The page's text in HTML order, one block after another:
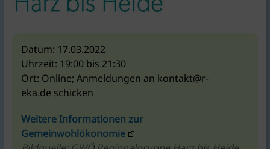
Umwelt,
Mobilität,
Ernährung,
Konsum.
Datum: 17.03.2022
Uhrzeit: 19:00 bis 21:30
Ort: Online; Anmeldungen an kontakt@r-
eka.de schicken
Weitere Informationen zur
Gemeinwohlökonomie